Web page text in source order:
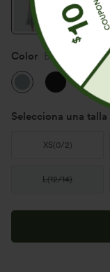
Color Blue Surf
Selecciona una talla
XS(0/2)
L(12/14)